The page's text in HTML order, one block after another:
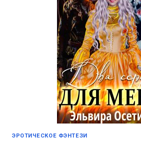
ЭРОТИЧЕСКОЕ ФЭНТЕЗИ